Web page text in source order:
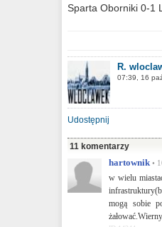
Sparta Oborniki 0-1
R.
07:39, 16